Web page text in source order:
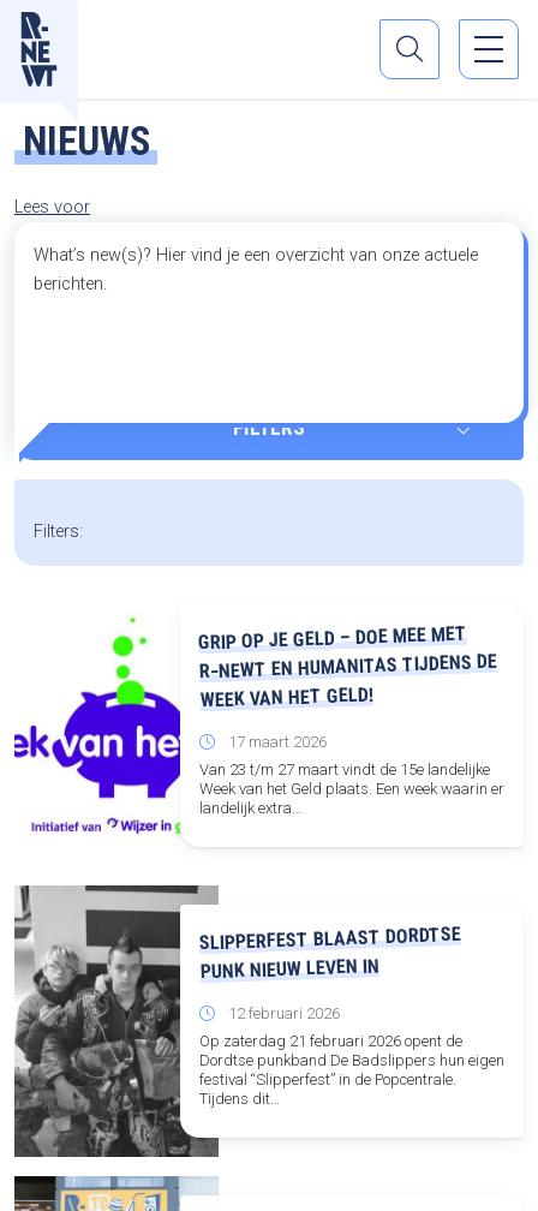
NIEUWS
Lees voor
What’s new(s)? Hier vind je een overzicht van onze actuele
berichten.
FILTERS
Filters:
GRIP OP JE GELD – DOE MEE MET
R‑NEWT EN HUMANITAS TIJDENS DE
WEEK VAN HET GELD!
17 maart 2026
Van 23 t/m 27 maart vindt de 15e landelijke
Week van het Geld plaats. Een week waarin er
landelijk extra…
SLIPPERFEST BLAAST DORDTSE
PUNK NIEUW LEVEN IN
12 februari 2026
Op zaterdag 21 februari 2026 opent de
Dordtse punkband De Badslippers hun eigen
festival “Slipperfest” in de Popcentrale.
Tijdens dit…